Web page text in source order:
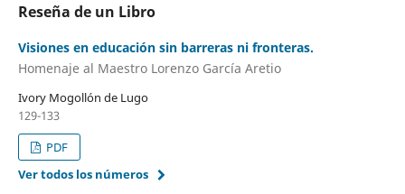
Reseña de un Libro
Visiones en educación sin barreras ni fronteras.
Homenaje al Maestro Lorenzo García Aretio
Ivory Mogollón de Lugo
129-133
PDF
Ver todos los números